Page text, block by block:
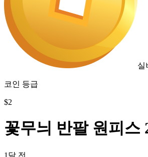
실
코인 등급
$2
꽃무늬 반팔 원피스
1달 전